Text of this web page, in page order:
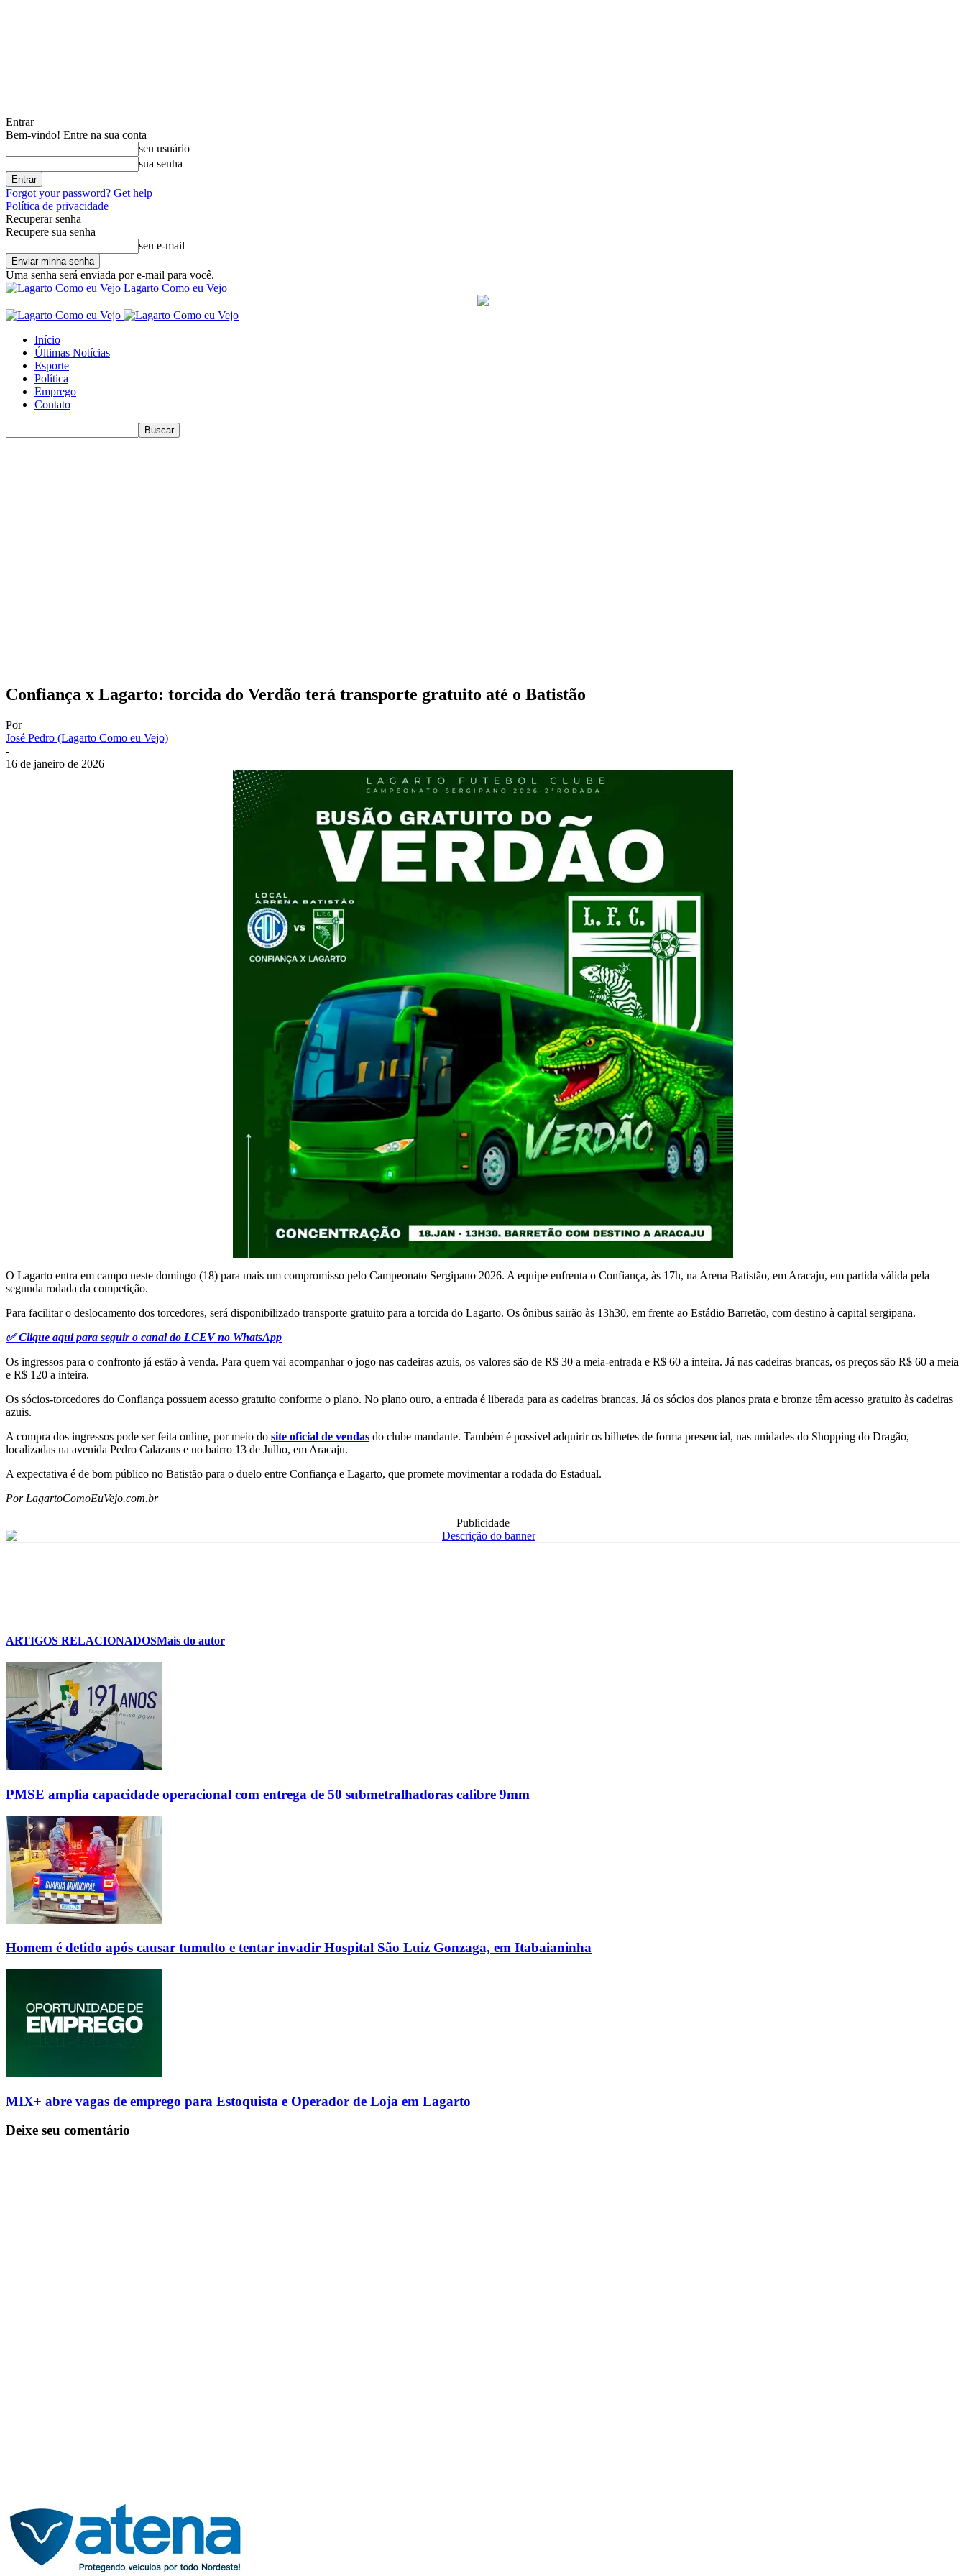
Entrar
Bem-vindo! Entre na sua conta
seu usuário
sua senha
Forgot your password? Get help
Política de privacidade
Recuperar senha
Recupere sua senha
seu e-mail
Uma senha será enviada por e-mail para você.
Lagarto Como eu Vejo
Início
Últimas Notícias
Esporte
Política
Emprego
Contato
Confiança x Lagarto: torcida do Verdão terá transporte gratuito até o Batistão
Por
José Pedro (Lagarto Como eu Vejo)
-
16 de janeiro de 2026
O Lagarto entra em campo neste domingo (18) para mais um compromisso pelo Campeonato Sergipano 2026. A equipe enfrenta o Confiança, às 17h, na Arena Batistão, em Aracaju, em partida válida pela
segunda rodada da competição.
Para facilitar o deslocamento dos torcedores, será disponibilizado transporte gratuito para a torcida do Lagarto. Os ônibus sairão às 13h30, em frente ao Estádio Barretão, com destino à capital sergipana.
✅ Clique aqui para seguir o canal do LCEV no WhatsApp
Os ingressos para o confronto já estão à venda. Para quem vai acompanhar o jogo nas cadeiras azuis, os valores são de R$ 30 a meia-entrada e R$ 60 a inteira. Já nas cadeiras brancas, os preços são R$ 60 a meia
e R$ 120 a inteira.
Os sócios-torcedores do Confiança possuem acesso gratuito conforme o plano. No plano ouro, a entrada é liberada para as cadeiras brancas. Já os sócios dos planos prata e bronze têm acesso gratuito às cadeiras
azuis.
A compra dos ingressos pode ser feita online, por meio do site oficial de vendas do clube mandante. Também é possível adquirir os bilhetes de forma presencial, nas unidades do Shopping do Dragão,
localizadas na avenida Pedro Calazans e no bairro 13 de Julho, em Aracaju.
A expectativa é de bom público no Batistão para o duelo entre Confiança e Lagarto, que promete movimentar a rodada do Estadual.
Por LagartoComoEuVejo.com.br
Publicidade
ARTIGOS RELACIONADOSMais do autor
PMSE amplia capacidade operacional com entrega de 50 submetralhadoras calibre 9mm
Homem é detido após causar tumulto e tentar invadir Hospital São Luiz Gonzaga, em Itabaianinha
MIX+ abre vagas de emprego para Estoquista e Operador de Loja em Lagarto
Deixe seu comentário